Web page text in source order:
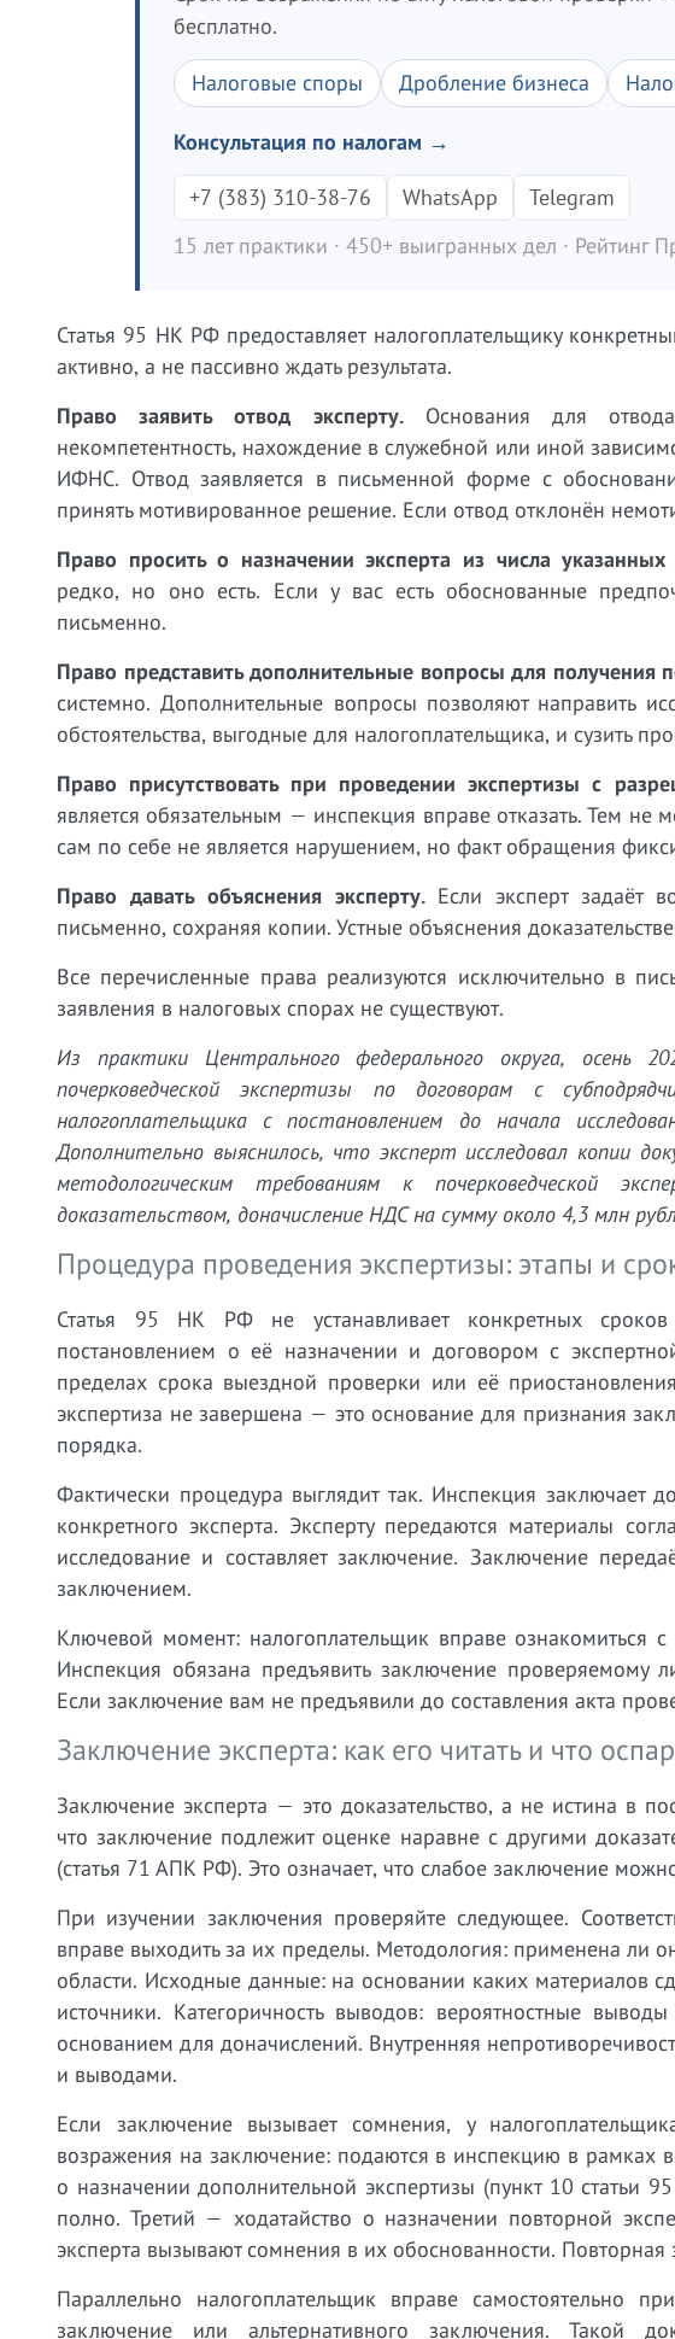
бесплатно.
Налоговые споры Дробление бизнеса
Консультация по налогам →
+7 (383) 310-38-76
WhatsApp
Telegram
15 лет практики · 450+ выигранных дел · Рейтинг
Статья 95 НК РФ предоставляет налогоплательщику
активно, а не пассивно ждать результата.
Право заявить отвод эксперту.Основания для
некомпетентность, нахождение в служебной или иной
ИФНС. Отвод заявляется в письменной форме с
принять мотивированное решение. Если отвод отклонён
Право просить о назначении эксперта из числа
редко, но оно есть. Если у вас есть обоснованные
письменно.
Право представить дополнительные вопросы для получения
системно. Дополнительные вопросы позволяют направить
обстоятельства, выгодные для налогоплательщика, и сузить
Право присутствовать при проведении экспертизы с
является обязательным — инспекция вправе отказать. Тем не
сам по себе не является нарушением, но факт обращения
Право давать объяснения эксперту.Если эксперт задаёт
письменно, сохраняя копии. Устные объяснения
Все перечисленные права реализуются исключительно в
заявления в налоговых спорах не существуют.
Из практики Центрального федерального округа, осень
почерковедческой экспертизы по договорам с
налогоплательщика с постановлением до начала
Дополнительно выяснилось, что эксперт исследовал копии
методологическим требованиям к почерковедческой
доказательством, доначисление НДС на сумму около 4,3 млн
Процедура проведения экспертизы: этапы и
Статья 95 НК РФ не устанавливает конкретных
постановлением о её назначении и договором с
пределах срока выездной проверки или её
экспертиза не завершена — это основание для признания
порядка.
Фактически процедура выглядит так. Инспекция заключает
конкретного эксперта. Эксперту передаются материалы
исследование и составляет заключение. Заключение
заключением.
Ключевой момент: налогоплательщик вправе ознакомиться
Инспекция обязана предъявить заключение проверяемому
Если заключение вам не предъявили до составления акта
Заключение эксперта: как его читать и что
Заключение эксперта — это доказательство, а не истина в
что заключение подлежит оценке наравне с другими
(статья 71 АПК РФ). Это означает, что слабое заключение
При изучении заключения проверяйте следующее.
вправе выходить за их пределы. Методология: применена ли
области. Исходные данные: на основании каких материалов
источники. Категоричность выводов: вероятностные
основанием для доначислений. Внутренняя
и выводами.
Если заключение вызывает сомнения, у
возражения на заключение: подаются в инспекцию в рамках
о назначении дополнительной экспертизы (пункт 10 статьи
полно. Третий — ходатайство о назначении повторной
эксперта вызывают сомнения в их обоснованности. Повторная
Параллельно налогоплательщик вправе самостоятельно
заключение или альтернативного заключения. Такой